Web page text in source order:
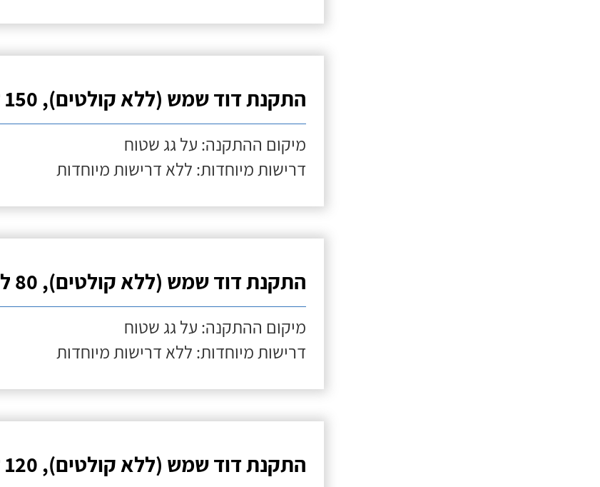
התקנת דוד שמש (ללא קולטים), 150 ליטר
מיקום ההתקנה: על גג שטוח
דרישות מיוחדות: ללא דרישות מיוחדות
התקנת דוד שמש (ללא קולטים), 80 ליטר
מיקום ההתקנה: על גג שטוח
דרישות מיוחדות: ללא דרישות מיוחדות
התקנת דוד שמש (ללא קולטים), 120 ליטר